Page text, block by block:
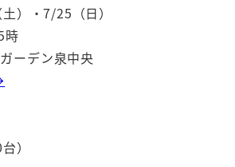
）・7/25（日）
時
ーデン泉中央
）